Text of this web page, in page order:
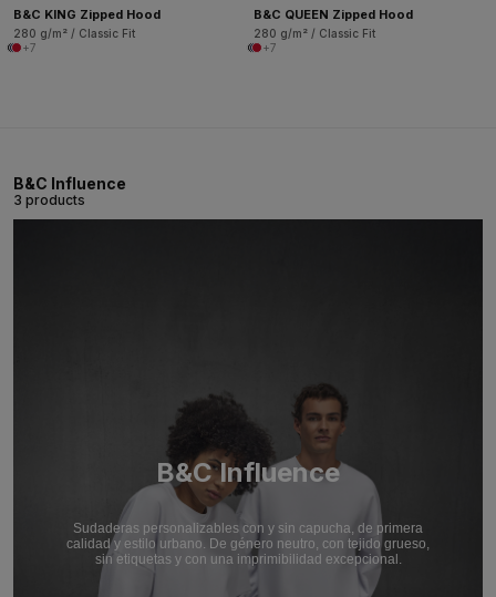
B&C KING Zipped Hood
280 g/m² / Classic Fit
+7
B&C QUEEN Zipped Hood
280 g/m² / Classic Fit
+7
B&C Influence
3 products
B&C Influence
Sudaderas personalizables con y sin capucha, de primera
calidad y estilo urbano. De género neutro, con tejido grueso,
sin etiquetas y con una imprimibilidad excepcional.